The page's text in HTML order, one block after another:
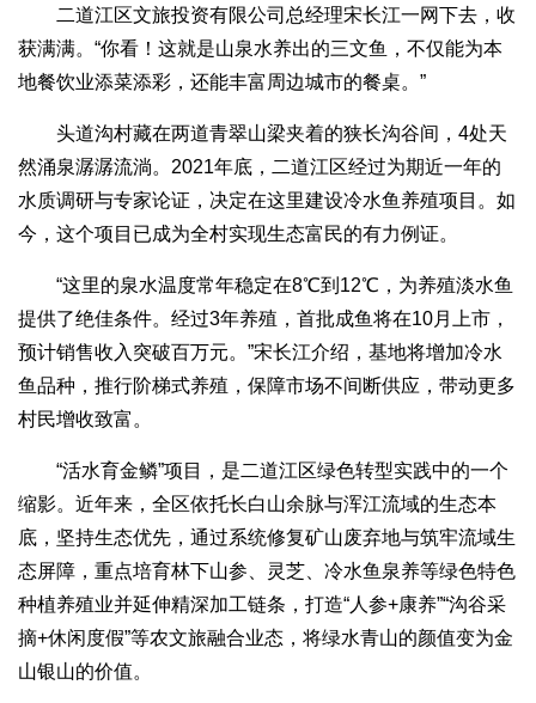
二道江区文旅投资有限公司总经理宋长江一网下去，收
获满满。“你看！这就是山泉水养出的三文鱼，不仅能为本
地餐饮业添菜添彩，还能丰富周边城市的餐桌。”
头道沟村藏在两道青翠山梁夹着的狭长沟谷间，4处天
然涌泉潺潺流淌。2021年底，二道江区经过为期近一年的
水质调研与专家论证，决定在这里建设冷水鱼养殖项目。如
今，这个项目已成为全村实现生态富民的有力例证。
“这里的泉水温度常年稳定在8℃到12℃，为养殖淡水鱼
提供了绝佳条件。经过3年养殖，首批成鱼将在10月上市，
预计销售收入突破百万元。”宋长江介绍，基地将增加冷水
鱼品种，推行阶梯式养殖，保障市场不间断供应，带动更多
村民增收致富。
“活水育金鳞”项目，是二道江区绿色转型实践中的一个
缩影。近年来，全区依托长白山余脉与浑江流域的生态本
底，坚持生态优先，通过系统修复矿山废弃地与筑牢流域生
态屏障，重点培育林下山参、灵芝、冷水鱼泉养等绿色特色
种植养殖业并延伸精深加工链条，打造“人参+康养”“沟谷采
摘+休闲度假”等农文旅融合业态，将绿水青山的颜值变为金
山银山的价值。